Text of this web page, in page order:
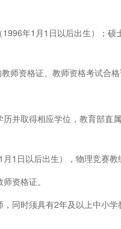
年1月1日以后出生）；
师资格证、教师资格考试合
并取得相应学位，教育部直
1日以后出生），物理竞赛教
资格证。
同时须具有2年及以上中小